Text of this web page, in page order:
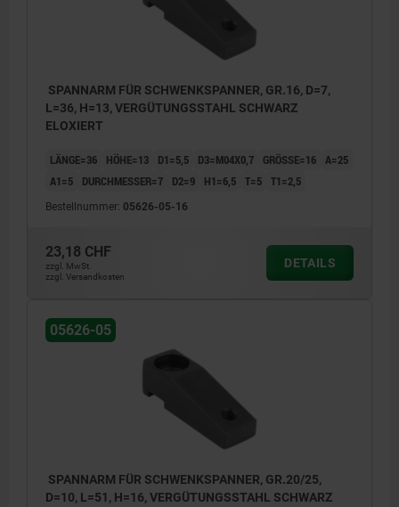
SPANNARM FÜR SCHWENKSPANNER, GR.16, D=7,
L=36, H=13, VERGÜTUNGSSTAHL SCHWARZ
ELOXIERT
LÄNGE=36 HÖHE=13 D1=5,5 D3=M04X0,7 GRÖSSE=16
A=25
A1=5
DURCHMESSER=7 D2=9 H1=6,5 T=5 T1=2,5
Bestellnummer: 05626-05-16
23,18 CHF
zzgl. MwSt.
zzgl. Versandkosten
DETAILS
05626-05
SPANNARM FÜR SCHWENKSPANNER, GR.20/25,
D=10, L=51, H=16, VERGÜTUNGSSTAHL SCHWARZ